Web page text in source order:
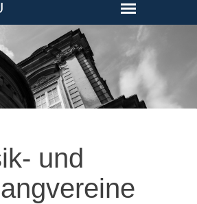
und